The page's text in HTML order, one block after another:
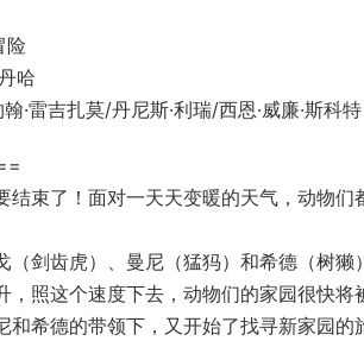
哈
吉扎莫/丹尼斯·利瑞/西恩·威廉·斯科特
结束了！面对一天天变暖的天气，动物们
（剑齿虎）、曼尼（猛犸）和希德（树
照这个速度下去，动物们的家园很快将
和希德的带领下，又开始了找寻新家园